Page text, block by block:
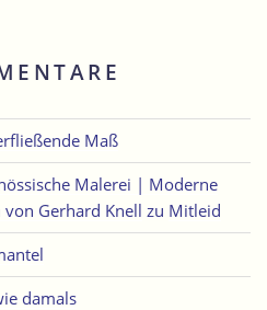
Maß
Malerei | Moderne
Gerhard Knell zu Mitleid
damals